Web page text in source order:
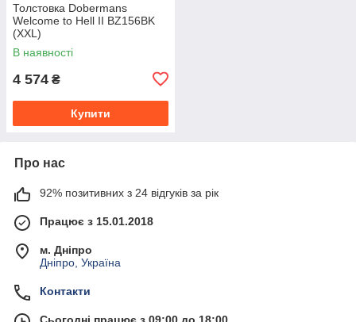
Толстовка Dobermans
Welcome to Hell II BZ156BK
(XXL)
В наявності
4 574 ₴
Купити
Про нас
92% позитивних з 24 відгуків за рік
Працює з 15.01.2018
м. Дніпро
Дніпро, Україна
Контакти